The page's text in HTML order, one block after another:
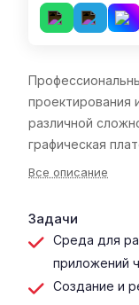
проектирования
различной
графическая
Все описание
Задачи
Среда для
приложений
Создание и